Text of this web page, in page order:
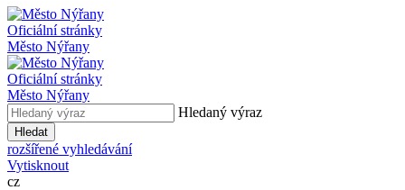
Oficiální stránky
Město Nýřany
Oficiální stránky
Město Nýřany
Hledaný výraz
Hledat
rozšířené vyhledávání
Vytisknout
cz